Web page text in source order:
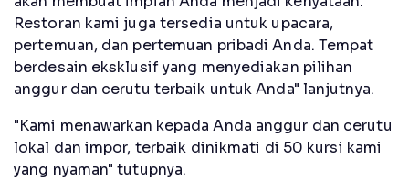
Restoran kami juga tersedia untuk upacara,
pertemuan, dan pertemuan pribadi Anda. Tempat
berdesain eksklusif yang menyediakan pilihan
anggur dan cerutu terbaik untuk Anda" lanjutnya.
"Kami menawarkan kepada Anda anggur dan cerutu
lokal dan impor, terbaik dinikmati di 50 kursi kami
yang nyaman" tutupnya.